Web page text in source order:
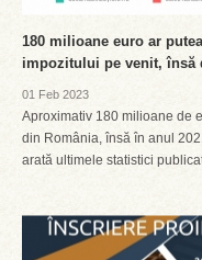
180 milioane euro ar
impozitului pe venit, însă
01 Feb 2023
Aproximativ 180 milioane de
din România, însă în anul
arată ultimele statistici